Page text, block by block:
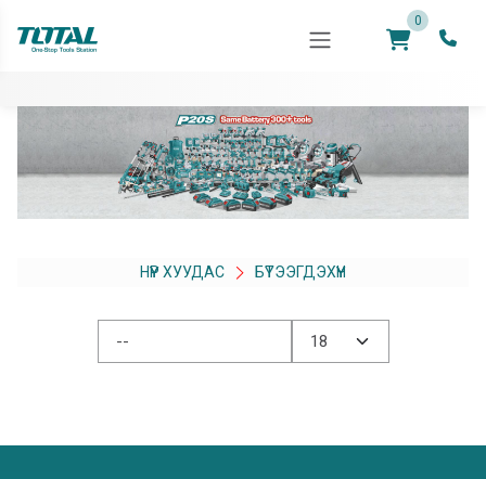
0
НҮҮР ХУУДАС БҮТЭЭГДЭХҮҮН